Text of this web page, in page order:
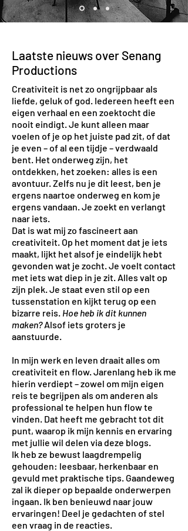
Laatste nieuws over Senang
Productions
Creativiteit is net zo ongrijpbaar als
liefde, geluk of god. Iedereen heeft een
eigen verhaal en een zoektocht die
nooit eindigt. Je kunt alleen maar
voelen of je op het juiste pad zit, of dat
je even – of al een tijdje – verdwaald
bent. Het onderweg zijn, het
ontdekken, het zoeken: alles is een
avontuur. Zelfs nu je dit leest, ben je
ergens naartoe onderweg en kom je
ergens vandaan. Je zoekt en verlangt
naar iets.
Dat is wat mij zo fascineert aan
creativiteit. Op het moment dat je iets
maakt, lijkt het alsof je eindelijk hebt
gevonden wat je zocht. Je voelt contact
met iets wat diep in je zit. Alles valt op
zijn plek. Je staat even stil op een
tussenstation en kijkt terug op een
bizarre reis. Hoe heb ik dit kunnen
maken?Alsof iets groters je
aanstuurde.
In mijn werk en leven draait alles om
creativiteit en flow. Jarenlang heb ik me
hierin verdiept – zowel om mijn eigen
reis te begrijpen als om anderen als
professional te helpen hun flow te
vinden. Dat heeft me gebracht tot dit
punt, waarop ik mijn kennis en ervaring
met jullie wil delen via deze blogs.
Ik heb ze bewust laagdrempelig
gehouden: leesbaar, herkenbaar en
gevuld met praktische tips. Gaandeweg
zal ik dieper op bepaalde onderwerpen
ingaan. Ik ben benieuwd naar jouw
ervaringen! Deel je gedachten of stel
een vraag in de reacties.